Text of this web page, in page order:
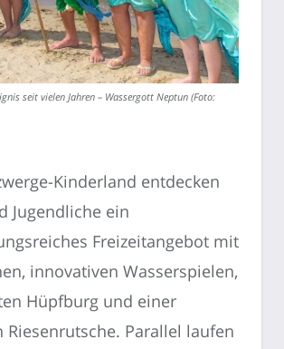
seit vielen Jahren – Wassergott Neptun (Foto:
Kinderland entdecken
Jugendliche ein
Freizeitangebot mit
innovativen Wasserspielen,
Hüpfburg und einer
Riesenrutsche. Parallel laufen